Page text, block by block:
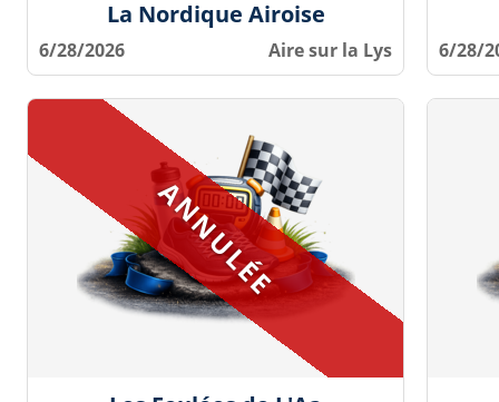
La Nordique Airoise
6/28/2026 Aire sur la Lys 6/28/